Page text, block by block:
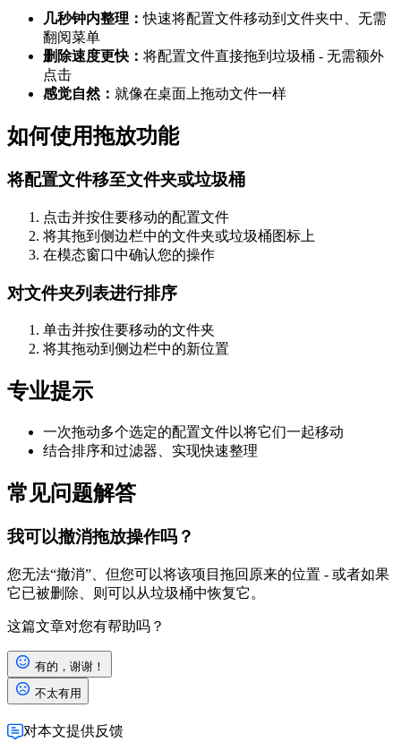
几秒钟内整理：快速将配置文件移动到文件夹中、无需
翻阅菜单
删除速度更快： 将配置文件直接拖到垃圾桶 - 无需额外
点击
感觉自然： 就像在桌面上拖动文件一样
如何使用拖放功能
将配置文件移至文件夹或垃圾桶
点击并按住要移动的配置文件
将其拖到侧边栏中的文件夹或垃圾桶图标上
在模态窗口中确认您的操作
对文件夹列表进行排序
单击并按住要移动的文件夹
将其拖动到侧边栏中的新位置
专业提示
一次拖动多个选定的配置文件以将它们一起移动
结合排序和过滤器、实现快速整理
常见问题解答
我可以撤消拖放操作吗？
您无法“撤消”、但您可以将该项目拖回原来的位置 - 或者如果
它已被删除、则可以从垃圾桶中恢复它。
这篇文章对您有帮助吗？
有的，谢谢！
不太有用
对本文提供反馈